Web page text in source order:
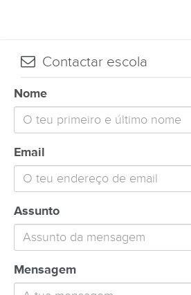
Contactar escola
Nome
Email
Assunto
Mensagem